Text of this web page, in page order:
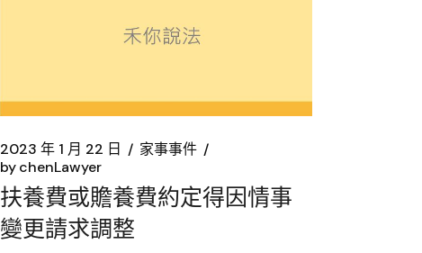
2023 年 1 月 22 日
家事事件
bychenLawyer
扶養費或贍養費約定得因情事
變更請求調整